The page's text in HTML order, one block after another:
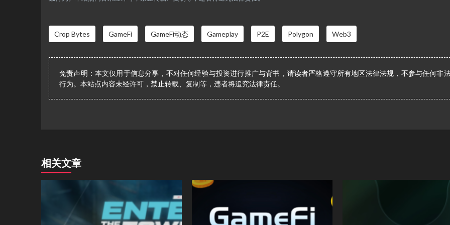
Crop Bytes GameFi GameFi动态 Gameplay P2E Polygon Web3
免责声明：本文仅用于信息分享，不对任何经验与投资进行推广与背书，请读者严格遵守所有地区法律法规，不参与任何非
行为。本站点内容未经许可，禁止转载、复制等，违者将追究法律责任。
相关文章